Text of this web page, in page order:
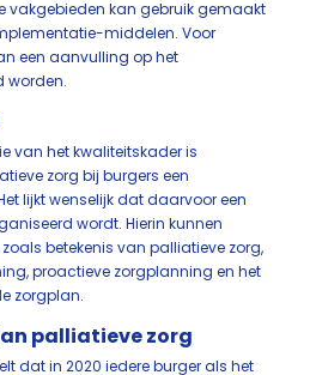
vakgebieden kan gebruik gemaakt
middelen. Voor
een aanvulling op het
worden.
van het kwaliteitskader is
zorg bij burgers een
lijkt wenselijk dat daarvoor een
wordt. Hierin kunnen
betekenis van palliatieve zorg,
proactieve zorgplanning en het
zorgplan.
palliatieve zorg
dat in 2020 iedere burger als het